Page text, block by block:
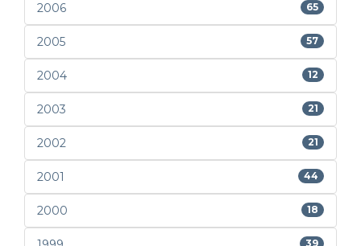
2006 65
2005 57
2004 12
2003 21
2002 21
2001 44
2000 18
39